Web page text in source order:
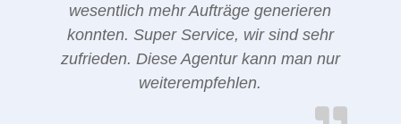
wesentlich mehr Aufträge generieren
konnten. Super Service, wir sind sehr
zufrieden. Diese Agentur kann man nur
weiterempfehlen.